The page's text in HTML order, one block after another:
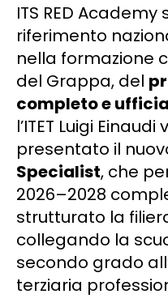
ITS RED
riferimento
nella formazione
del Grappa, del
completo e
l’ITET Luigi
presentato il
Specialist, che
2026–2028
strutturato la
collegando la
secondo grado
terziaria